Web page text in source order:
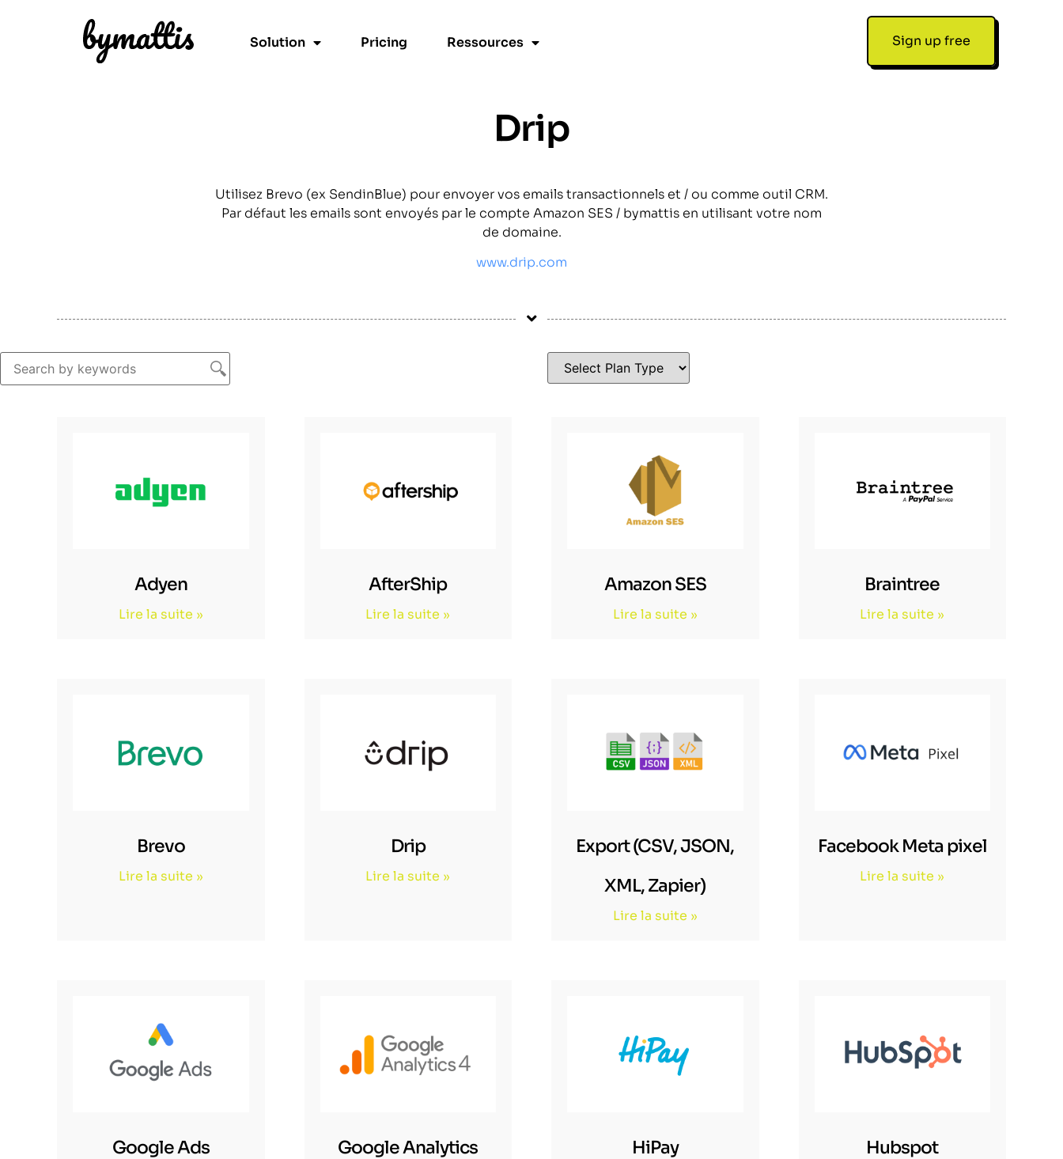
Solution Pricing Ressources Sign up free
Drip
Utilisez Brevo (ex SendinBlue) pour envoyer vos emails transactionnels et / ou comme outil CRM.
Par défaut les emails sont envoyés par le compte Amazon SES / bymattis en utilisant votre nom
de domaine.
www.drip.com
Adyen
Lire la suite »
AfterShip
Lire la suite »
Amazon SES
Lire la suite »
Braintree
Lire la suite »
Brevo
Lire la suite »
Drip
Lire la suite »
Export (CSV, JSON,
XML, Zapier)
Lire la suite »
Facebook Meta pixel
Lire la suite »
Google Ads Google Analytics HiPay Hubspot